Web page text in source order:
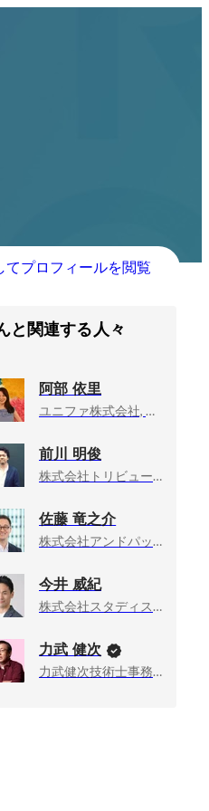
てプロフィールを閲覧
と関連する人々
阿部 依里
ユニファ株式会社, コーポレート本部 人事総務部 兼 事業開発部
前川 明俊
株式会社トリビュー, 人事・ユーザーリレーション本部 執行役員CHRO
佐藤 竜之介
株式会社アンドパッド, 開発本部執行役員
今井 威紀
株式会社スタディスト, 執行役員CHRO/人事部 部長
力武 健次
力武健次技術士事務所, 所長